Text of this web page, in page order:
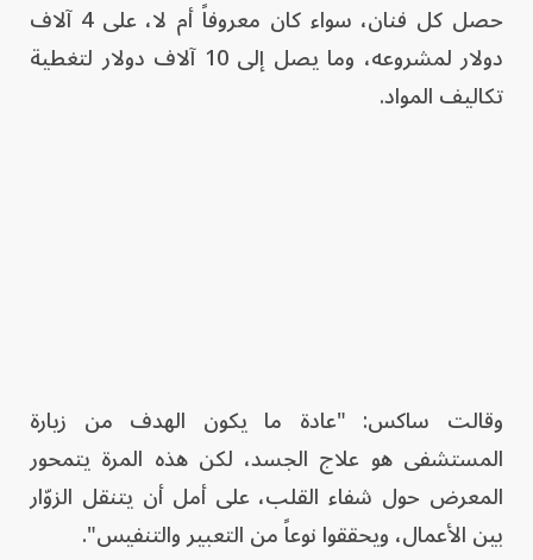
حصل كل فنان، سواء كان معروفاً أم لا، على 4 آلاف
دولار لمشروعه، وما يصل إلى 10 آلاف دولار لتغطية
تكاليف المواد.
وقالت ساكس: "عادة ما يكون الهدف من زيارة
المستشفى هو علاج الجسد، لكن هذه المرة يتمحور
المعرض حول شفاء القلب، على أمل أن يتنقل الزوّار
بين الأعمال، ويحققوا نوعاً من التعبير والتنفيس".